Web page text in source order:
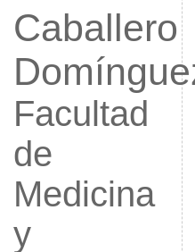
Caballero
Facultad
de
Medicina
y